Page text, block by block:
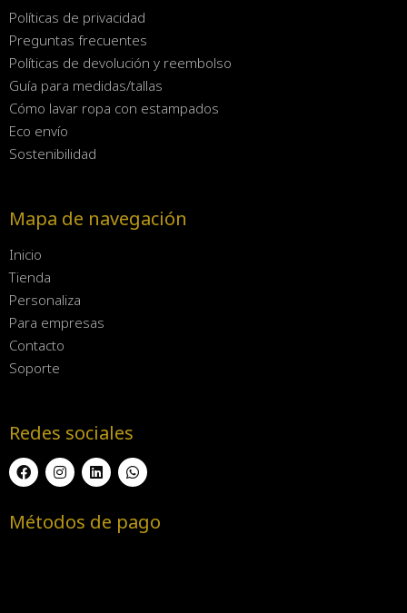
Políticas de privacidad
Preguntas frecuentes
Políticas de devolución y reembolso
Guía para medidas/tallas
Cómo lavar ropa con estampados
Eco envío
Sostenibilidad
Mapa de navegación
Inicio
Tienda
Personaliza
Para empresas
Contacto
Soporte
Redes sociales
Métodos de pago